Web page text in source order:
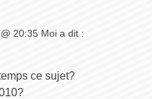
20:35 Moi a dit :
ce sujet?